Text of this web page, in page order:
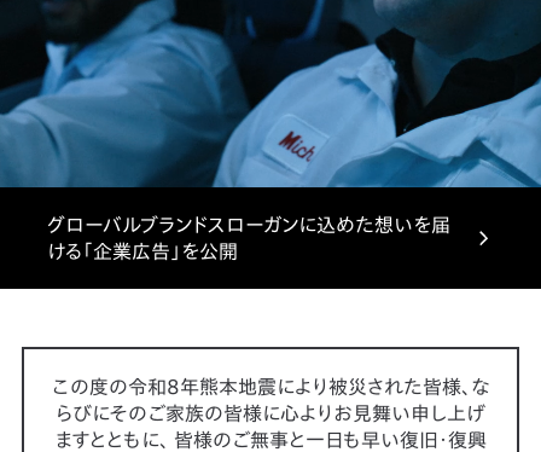
グローバルブランドスローガンに込めた想いを届
ける「企業広告」を公開
この度の令和8年熊本地震により被災された皆様、な
らびにそのご家族の皆様に心よりお見舞い申し上げ
ますとともに、
皆様のご無事と一日も早い復旧・復興